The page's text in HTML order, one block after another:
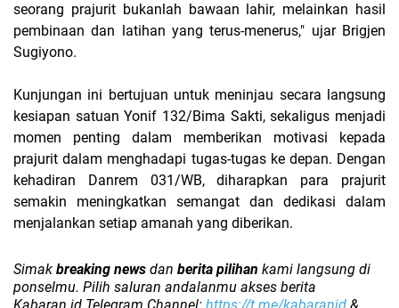
seorang prajurit bukanlah bawaan lahir, melainkan hasil
pembinaan dan latihan yang terus-menerus," ujar Brigjen
Sugiyono.
Kunjungan ini bertujuan untuk meninjau secara langsung
kesiapan satuan Yonif 132/Bima Sakti, sekaligus menjadi
momen penting dalam memberikan motivasi kepada
prajurit dalam menghadapi tugas-tugas ke depan. Dengan
kehadiran Danrem 031/WB, diharapkan para prajurit
semakin meningkatkan semangat dan dedikasi dalam
menjalankan setiap amanah yang diberikan.
Simak breaking news dan berita pilihan kami langsung di
ponselmu. Pilih saluran andalanmu akses berita